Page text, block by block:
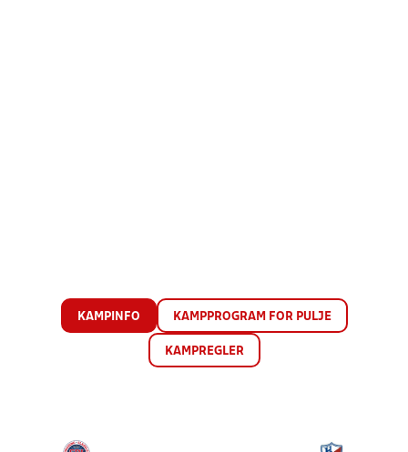
KAMPINFO KAMPPROGRAM FOR PULJE
KAMPREGLER